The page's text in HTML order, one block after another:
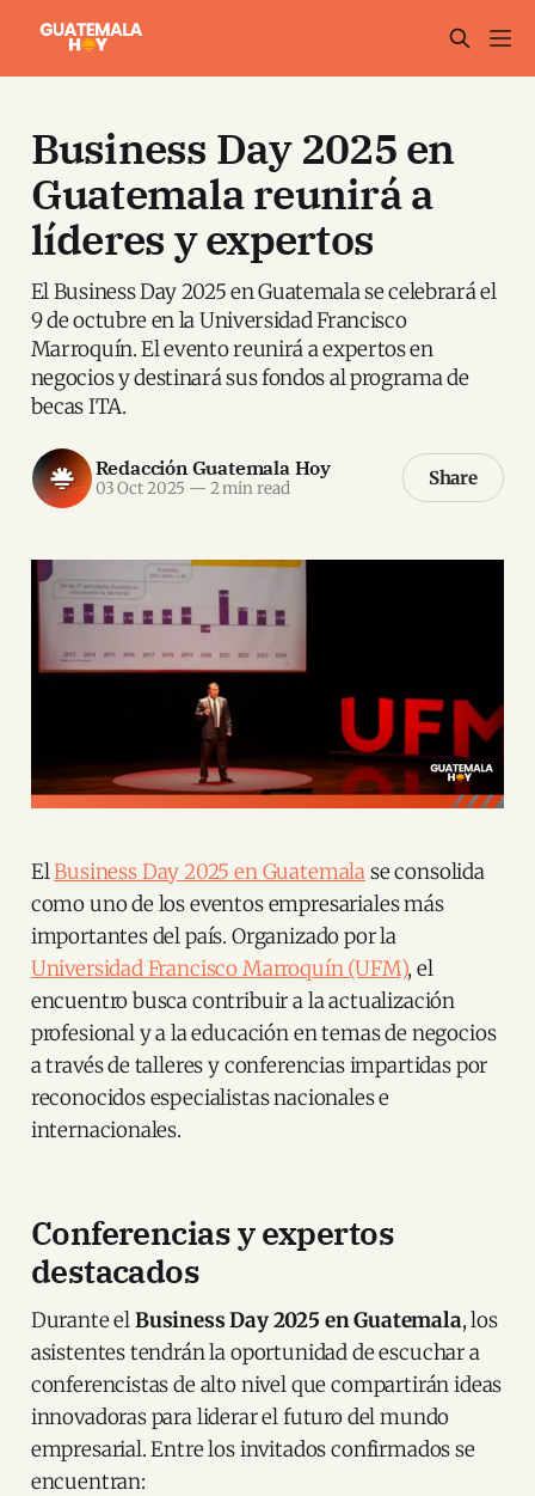
Business Day 2025 en
Guatemala reunirá a
líderes y expertos
El Business Day 2025 en Guatemala se celebrará el
9 de octubre en la Universidad Francisco
Marroquín. El evento reunirá a expertos en
negocios y destinará sus fondos al programa de
becas ITA.
Redacción Guatemala Hoy
03 Oct 2025 — 2 min read Share
ElBusiness Day 2025 en Guatemalase consolida
como uno de los eventos empresariales más
importantes del país. Organizado por la
Universidad Francisco Marroquín (UFM), el
encuentro busca contribuir a la actualización
profesional y a la educación en temas de negocios
a través de talleres y conferencias impartidas por
reconocidos especialistas nacionales e
internacionales.
Conferencias y expertos
destacados
Durante elBusiness Day 2025 en Guatemala, los
asistentes tendrán la oportunidad de escuchar a
conferencistas de alto nivel que compartirán ideas
innovadoras para liderar el futuro del mundo
empresarial. Entre los invitados confirmados se
encuentran: